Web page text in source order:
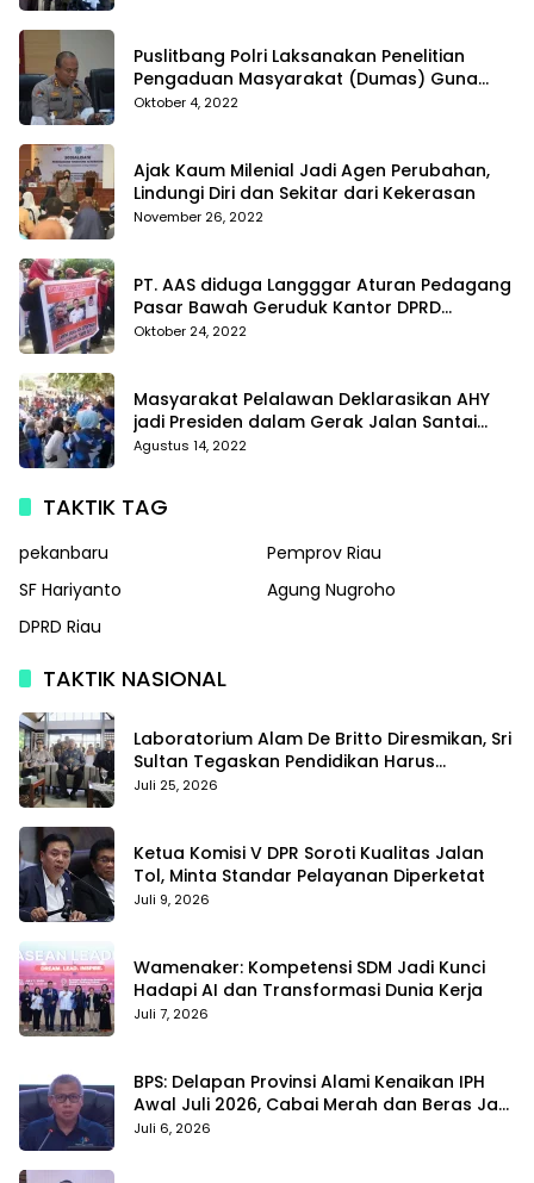
Puslitbang Polri Laksanakan Penelitian
Pengaduan Masyarakat (Dumas) Guna
Meningkatkan Profesionalisme Personil Polri
Oktober 4, 2022
Ajak Kaum Milenial Jadi Agen Perubahan,
Lindungi Diri dan Sekitar dari Kekerasan
November 26, 2022
PT. AAS diduga Langggar Aturan Pedagang
Pasar Bawah Geruduk Kantor DPRD
Pekanbaru
Oktober 24, 2022
Masyarakat Pelalawan Deklarasikan AHY
jadi Presiden dalam Gerak Jalan Santai
Partai Demokrat
Agustus 14, 2022
TAKTIK TAG
pekanbaru
Pemprov Riau
SF Hariyanto
Agung Nugroho
DPRD Riau
TAKTIK NASIONAL
Laboratorium Alam De Britto Diresmikan, Sri
Sultan Tegaskan Pendidikan Harus
Membentuk Karakter
Juli 25, 2026
Ketua Komisi V DPR Soroti Kualitas Jalan
Tol, Minta Standar Pelayanan Diperketat
Juli 9, 2026
Wamenaker: Kompetensi SDM Jadi Kunci
Hadapi AI dan Transformasi Dunia Kerja
Juli 7, 2026
BPS: Delapan Provinsi Alami Kenaikan IPH
Awal Juli 2026, Cabai Merah dan Beras Jadi
Pemicu
Juli 6, 2026